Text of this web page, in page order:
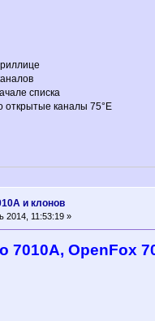
списка
открытые каналы 75°E
и клонов
2014, 11:53:19 »
7010A, OpenFox